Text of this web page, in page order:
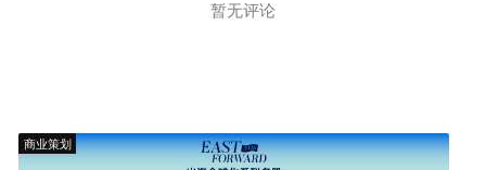
暂无评论
商业策划